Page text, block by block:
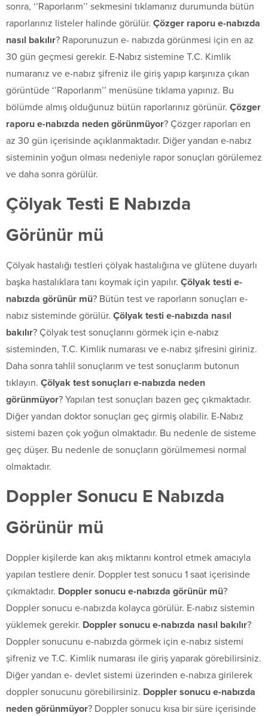
sonra, ‘’Raporlarım’’ sekmesini tıklamanız durumunda bütün
raporlarınız listeler halinde görülür. Çözger raporu e-nabızda
nasıl bakılır? Raporunuzun e- nabızda görünmesi için en az
30 gün geçmesi gerekir. E-Nabız sistemine T.C. Kimlik
numaranız ve e-nabız şifreniz ile giriş yapıp karşınıza çıkan
görüntüde ‘’Raporlarım’’ menüsüne tıklama yapınız. Bu
bölümde almış olduğunuz bütün raporlarınız görünür. Çözger
raporu e-nabızda neden görünmüyor? Çözger raporları en
az 30 gün içerisinde açıklanmaktadır. Diğer yandan e-nabız
sisteminin yoğun olması nedeniyle rapor sonuçları görülemez
ve daha sonra görülür.
Çölyak Testi E Nabızda
Görünür mü
Çölyak hastalığı testleri çölyak hastalığına ve glütene duyarlı
başka hastalıklara tanı koymak için yapılır. Çölyak testi e-
nabızda görünür mü? Bütün test ve raporların sonuçları e-
nabız sisteminde görülür. Çölyak testi e-nabızda nasıl
bakılır? Çölyak test sonuçlarını görmek için e-nabız
sisteminden, T.C. Kimlik numarası ve e-nabız şifresini giriniz.
Daha sonra tahlil sonuçlarım ve test sonuçlarım butonun
tıklayın. Çölyak test sonuçları e-nabızda neden
görünmüyor? Yapılan test sonuçları bazen geç çıkmaktadır.
Diğer yandan doktor sonuçları geç girmiş olabilir. E-Nabız
sistemi bazen çok yoğun olmaktadır. Bu nedenle de sisteme
geç düşer. Bu nedenle de sonuçların görülmemesi normal
olmaktadır.
Doppler Sonucu E Nabızda
Görünür mü
Doppler kişilerde kan akış miktarını kontrol etmek amacıyla
yapılan testlere denir. Doppler test sonucu 1 saat içerisinde
çıkmaktadır. Doppler sonucu e-nabızda görünür mü?
Doppler sonucu e-nabızda kolayca görülür. E-nabız sistemin
yüklemek gerekir. Doppler sonucu e-nabızda nasıl bakılır?
Doppler sonucunu e-nabızda görmek için e-nabız sistemi
şifreniz ve T.C. Kimlik numarası ile giriş yaparak görebilirsiniz.
Diğer yandan e- devlet sistemi üzerinden e-nabıza girilerek
doppler sonucunu görebilirsiniz. Doppler sonucu e-nabızda
neden görünmüyor? Doppler sonucu kısa bir süre içerisinde